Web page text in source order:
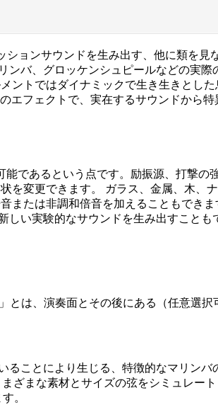
ョンサウンドを生み出す、他に類を
バ、グロッケンシュピールなどの実
ントではダイナミックで生き生きとし
エフェクトで、実在するサウンドから
であるという点です。励振源、打撃
を変更できます。 ガラス、金属、木、
または非調和倍音を加えることもでき
い実験的なサウンドを生み出すことも
は、演奏面とその後にある（任意選
ことにより生じる、特徴的なマリンバ
ざまな素材とサイズの弦をシミュレート
。